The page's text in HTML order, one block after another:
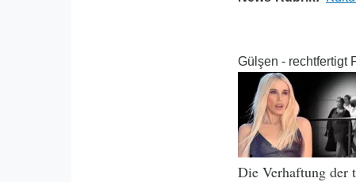
Gülşen - rechtfertigt
Die Verhaftung der